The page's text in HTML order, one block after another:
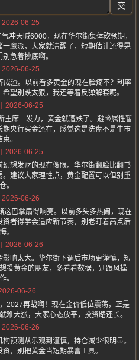
交
2026-06-25
冲天喊6000，现在华尔街集体砍预期，
鹰派，大家就清醒了，短期估计还得晃
急着抄底啊。
2026-06-25
渣。以前看多黄金的现在脸疼不？利率
望别跌太狠，我还等着反弹解套呢。
2026-06-25
主席一发力，黄金就遭殃了。避险属性暂
央行买金还在，感觉这是洗盘不是牛市
束。
2026-06-25
想发财的现在傻眼。华尔街翻脸比翻书
建议大家理性点，黄金配置可以但别重
仓。
2026-06-26
巴掌扇得响亮。以前多头多热闹，现在
者得学会适应新节奏，别老盯着高点后
悔。
2026-06-26
响太大。华尔街下调后市场更谨慎，短
投黄金的朋友，多看看数据，别跟风操
作。
06-26
2027再战啊！现在金价低位震荡，正是
难大涨，大家心态放平，投资路还长。
2026-06-26
预测从乐观到谨慎，持仓减少很明显。
，别把黄金当短期暴富工具。